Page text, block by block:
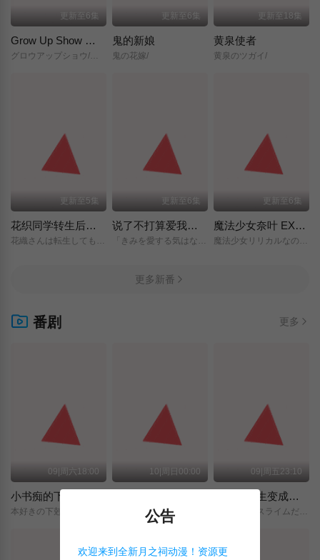
更新至6集
Grow Up Show ～向日葵马戏团～
グロウアップショウ/～ひまわりのサーカス団～/
更新至6集
鬼的新娘
鬼の花嫁/
更新至18集
黄泉使者
黄泉のツガイ/
更新至5集
花织同学转生后还是想干架
花織さんは転生しても喧嘩がしたい/
更新至6集
说了不打算爱我的公爵继承人，不知为何对我宠爱有加
「きみを愛する気はない」と言った次期公爵様がなぜか溺愛してきます/
更新至6集
魔法少女奈叶 EXCEEDS Gun Blaze Vengeance
魔法少女リリカルなのは/EXCEEDS/Gun/Blaze/Vengeance/
更多新番
番剧 更多
09|周六18:00 10|周日00:00 09|周五23:10
关于我转生变成史莱姆这档事 第四季
転生したらスライムだった件/第4期/
公告
欢迎来到全新月之祠动漫！资源更